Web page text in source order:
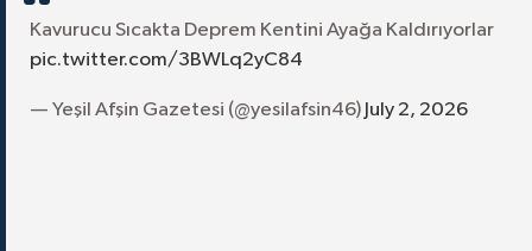
Kavurucu Sıcakta Deprem Kentini Ayağa Kaldırıyorlar
pic.twitter.com/3BWLq2yC84
— Yeşil Afşin Gazetesi (@yesilafsin46) July 2, 2026